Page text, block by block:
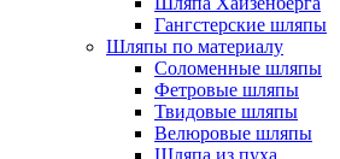
Гангстерские шляпы
Шляпы по материалу
Соломенные шляпы
Фетровые шляпы
Твидовые шляпы
Велюровые шляпы
Шляпа из пуха